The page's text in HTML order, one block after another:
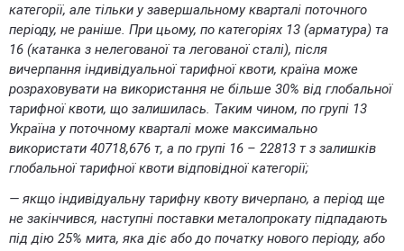
категорії, але тільки у завершальному кварталі поточного
періоду, не раніше. При цьому, по категоріях 13 (арматура) та
16 (катанка з нелегованої та легованої сталі), після
вичерпання індивідуальної тарифної квоти, країна може
розраховувати на використання не більше 30% від глобальної
тарифної квоти, що залишилась. Таким чином, по групі 13
Україна у поточному кварталі може максимально
використати 40718,676 т, а по групі 16 – 22813 т з залишків
глобальної тарифної квоти відповідної категорії;
— якщо індивідуальну тарифну квоту вичерпано, а період ще
не закінчився, наступні поставки металопрокату підпадають
під дію 25% мита, яка діє або до початку нового періоду, або